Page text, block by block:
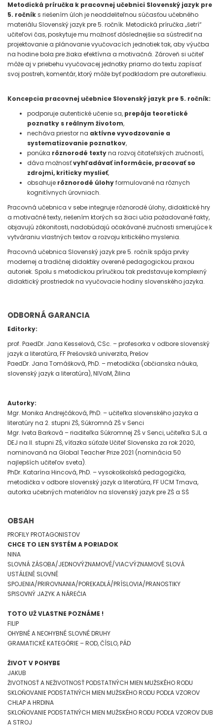
Metodická príručka k pracovnej učebnici Slovenský jazyk pre
5. ročníks riešením úloh je neoddeliteľnou súčasťou učebného
materiálu Slovenský jazyk pre 5. ročník. Metodická príručka „šetrí“
učiteľovi čas, poskytuje mu možnosť dôslednejšie sa sústrediť na
projektovanie a plánovanie vyučovacích jednotiek tak, aby výučba
na hodine bola pre žiaka efektívna a motivačná. Zároveň si učiteľ
môže aj v priebehu vyučovacej jednotky priamo do textu zapísať
svoj postreh, komentár, ktorý môže byť podkladom pre autoreflexiu.
Koncepcia pracovnej učebnice Slovenský jazyk pre 5. ročník:
podporuje autentické učenie sa, prepája teoretické
poznatky s reálnym životom,
necháva priestor na aktívne vyvodzovanie a
systematizovanie poznatkov,
ponúka rôznorodé textyna rozvoj čitateľských zručností,
dáva možnosťvyhľadávať informácie, pracovať so
zdrojmi, kriticky myslieť,
obsahuje rôznorodé úlohyformulované na rôznych
kognitívnych úrovniach.
Pracovná učebnica v sebe integruje rôznorodé úlohy, didaktické hry
a motivačné texty, riešením ktorých sa žiaci učia požadované fakty,
objavujú zákonitosti, nadobúdajú očakávané zručnosti smerujúce k
vytváraniu vlastných textov a rozvoju kritického myslenia.
Pracovná učebnica Slovenský jazyk pre 5. ročník spája prvky
modernej a tradičnej didaktiky overené pedagogickou praxou
autoriek. Spolu s metodickou príručkou tak predstavuje komplexný
didaktický prostriedok na vyučovacie hodiny slovenského jazyka.
ODBORNÁ GARANCIA
Editorky:
prof. PaedDr. Jana Kesselová, CSc. – profesorka v odbore slovenský
jazyk a literatúra, FF Prešovská univerzita, Prešov
PaedDr. Jana Tomášková, PhD. – metodička (občianska náuka,
slovenský jazyk a literatúra), NIVaM, Žilina
Autorky:
Mgr. Monika Andrejčáková, PhD. – učiteľka slovenského jazyka a
literatúry na 2. stupni ZŠ, Súkromná ZŠ v Senci
Mgr. Iveta Barková – riaditeľka Súkromnej ZŠ v Senci, učiteľka SJL a
DEJ na II. stupni ZŠ, víťazka súťaže Učiteľ Slovenska za rok 2020,
nominovaná na Global Teacher Prize 2021 (nominácia 50
najlepších učiteľov sveta).
PhDr. Katarína Hincová, PhD. – vysokoškolská pedagogička,
metodička v odbore slovenský jazyk a literatúra, FF UCM Trnava,
autorka učebných materiálov na slovenský jazyk pre ZŠ a SŠ
OBSAH
PROFILY PROTAGONISTOV
CHCE TO LEN SYSTÉM A PORIADOK
NINA
SLOVNÁ ZÁSOBA/JEDNOVÝZNAMOVÉ/VIACVÝZNAMOVÉ SLOVÁ
USTÁLENÉ SLOVNÉ
SPOJENIA/PRIROVNANIA/POREKADLÁ/PRÍSLOVIA/PRANOSTIKY
SPISOVNÝ JAZYK A NÁREČIA
TOTO UŽ VLASTNE POZNÁME !
FILIP
OHYBNÉ A NEOHYBNÉ SLOVNÉ DRUHY
GRAMATICKÉ KATEGÓRIE – ROD, ČÍSLO, PÁD
ŽIVOT V POHYBE
JAKUB
ŽIVOTNOSŤ A NEŽIVOTNOSŤ PODSTATNÝCH MIEN MUŽSKÉHO RODU
SKLOŇOVANIE PODSTATNÝCH MIEN MUŽSKÉHO RODU PODĽA VZOROV
CHLAP A HRDINA
SKLOŇOVANIE PODSTATNÝCH MIEN MUŽSKÉHO RODU PODĽA VZOROV DUB
A STROJ